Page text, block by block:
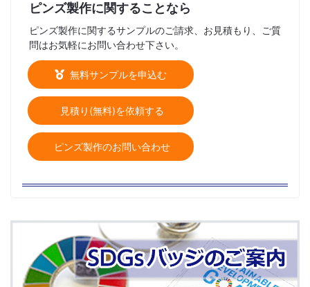
ピンズ製作に関することなら
ピンズ製作に関するサンプルのご請求、お見積もり、ご質
問はお気軽にお問い合わせ下さい。
無料サンプルを申込む
見積り(無料)を依頼する
ピンズ製作のお問い合わせ